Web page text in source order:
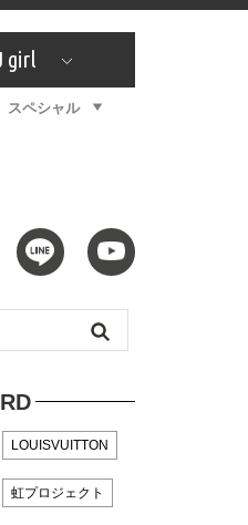
プレゼント
？ 特集
恋愛
girl
おしゃラン！
スペシャル
LOUISVUITTON
虹プロジェクト